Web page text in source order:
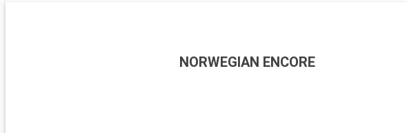
NORWEGIAN ENCORE